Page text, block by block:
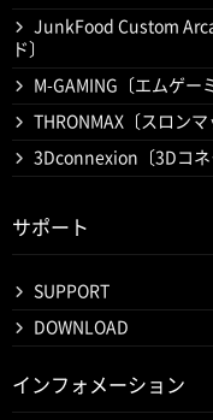
JunkFood Custom
ド〕
M-GAMING〔エムゲー
THRONMAX〔スロンマ
3Dconnexion〔3Dコネ
サポート
SUPPORT
DOWNLOAD
インフォメーション